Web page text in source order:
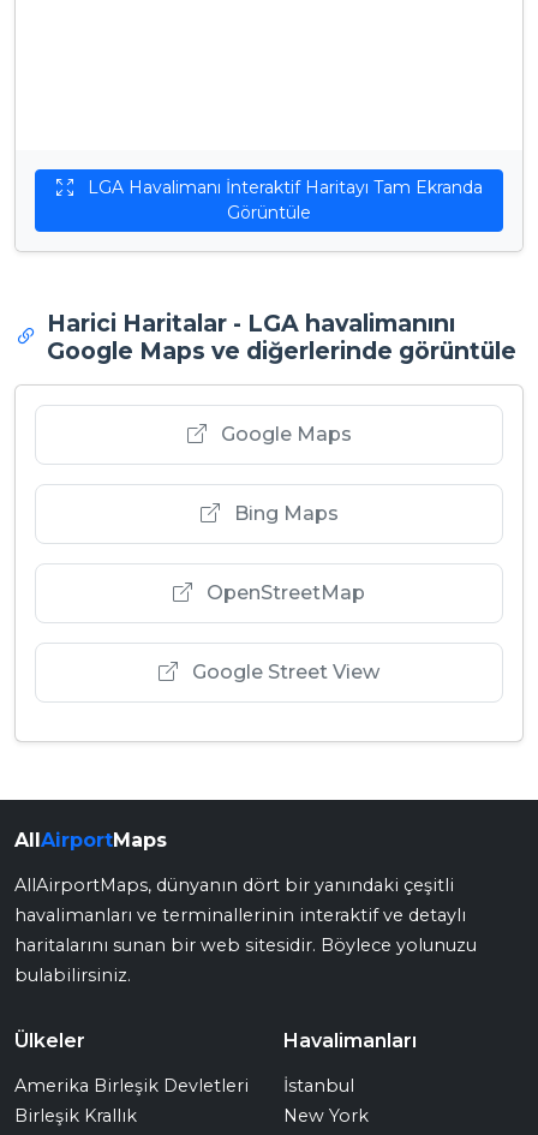
Görüntüle
Harici Haritalar - LGA havalimanını
Google Maps ve diğerlerinde görüntüle
Google Maps
Bing Maps
OpenStreetMap
Google Street View
All AirportMaps
AllAirportMaps, dünyanın dört bir yanındaki çeşitli
havalimanları ve terminallerinin interaktif ve detaylı
haritalarını sunan bir web sitesidir. Böylece yolunuzu
bulabilirsiniz.
Ülkeler
Amerika Birleşik Devletleri
Birleşik Krallık
Havalimanları
İstanbul
New York